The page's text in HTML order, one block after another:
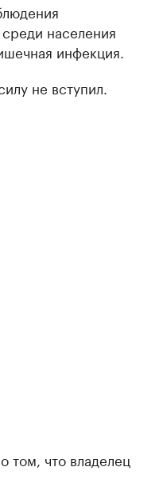
населения
инфекция.
не вступил.
о том, что владелец